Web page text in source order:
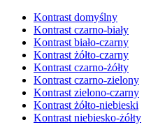
Kontrast domyślny
Kontrast czarno-biały
Kontrast biało-czarny
Kontrast żółto-czarny
Kontrast czarno-żółty
Kontrast czarno-zielony
Kontrast zielono-czarny
Kontrast żółto-niebieski
Kontrast niebiesko-żółty